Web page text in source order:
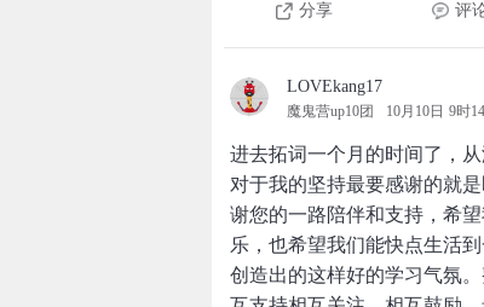
分享 评
LOVEkang17
魔鬼营up10团 10月10日 9时
进去拓词一个月的时间了，
对于我的坚持最要感谢的就
谢您的一路陪伴和支持，希
乐，也希望我们能快点生活
创造出的这样好的学习气氛